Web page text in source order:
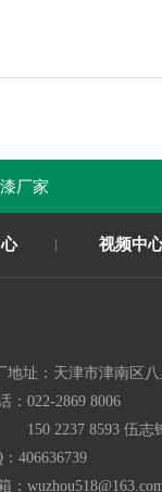
厂家
视频中
地址： 天津市津南区
： 022-2869 8006
150 2237 8593 伍志
406636739
：